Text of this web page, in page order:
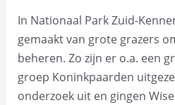
In Nationaal Park Zuid-
gemaakt van grote grazers
beheren. Zo zijn er o.a. een
groep Koninkpaarden
onderzoek uit en gingen